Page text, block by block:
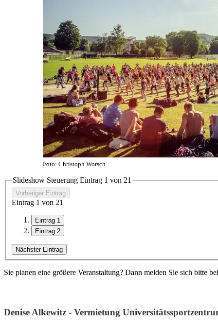
Foto: Christoph Worsch
Slideshow Steuerung Eintrag 1 von 21
Vorheriger Eintrag
Eintrag 1 von 21
Eintrag 1
Eintrag 2
Nächster Eintrag
Sie planen eine größere Veranstaltung? Dann melden Sie sich bitte
Denise Alkewitz - Vermietung